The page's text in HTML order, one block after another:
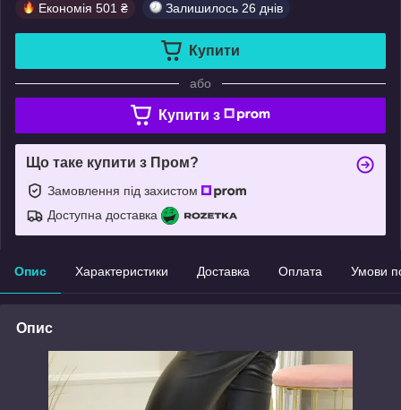
Економія 501 ₴ Залишилось 26 днів
Купити
або
Купити з
Що таке купити з Пром?
Замовлення під захистом
Доступна доставка
Опис Характеристики Доставка Оплата Умови
Опис